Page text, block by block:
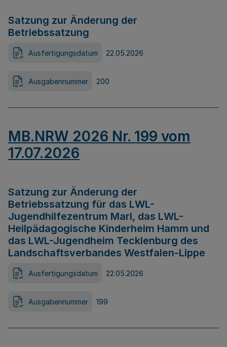
Satzung zur Änderung der
Betriebssatzung
Ausfertigungsdatum 22.05.2026
Ausgabennummer 200
MB.NRW 2026 Nr. 199 vom
17.07.2026
Satzung zur Änderung der
Betriebssatzung für das LWL-
Jugendhilfezentrum Marl, das LWL-
Heilpädagogische Kinderheim Hamm und
das LWL-Jugendheim Tecklenburg des
Landschaftsverbandes Westfalen-Lippe
Ausfertigungsdatum 22.05.2026
Ausgabennummer 199